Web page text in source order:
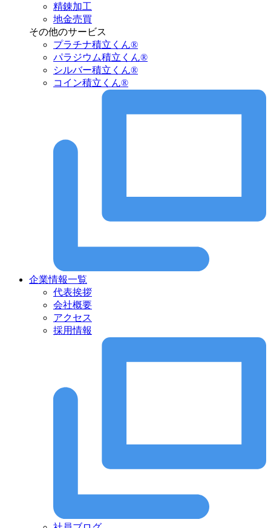
精錬加工
地金売買
その他のサービス
プラチナ積立くん®︎
パラジウム積立くん®︎
シルバー積立くん®︎
コイン積立くん®︎
企業情報一覧
代表挨拶
会社概要
アクセス
採用情報